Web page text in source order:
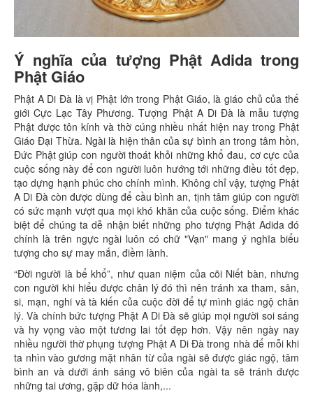
Ý nghĩa của tượng Phật Adida trong
Phật Giáo
Phật A Di Đà là vị Phật lớn trong Phật Giáo, là giáo chủ của thế
giới Cực Lạc Tây Phương. Tượng Phật A Di Đà là mẫu tượng
Phật được tôn kính và thờ cúng nhiều nhất hiện nay trong Phật
Giáo Đại Thừa. Ngài là hiện thân của sự bình an trong tâm hồn,
Đức Phật giúp con người thoát khỏi những khổ đau, cơ cực của
cuộc sống này để con người luôn hướng tới những điều tốt đẹp,
tạo dựng hạnh phúc cho chính mình. Không chỉ vậy, tượng Phật
A Di Đà còn được dùng để cầu bình an, tịnh tâm giúp con người
có sức mạnh vượt qua mọi khó khăn của cuộc sống. Điểm khác
biệt để chúng ta dễ nhận biết những pho tượng Phật Adida đó
chính là trên ngực ngài luôn có chữ "Vạn" mang ý nghĩa biểu
tượng cho sự may mắn, điềm lành.
“Đời người là bể khổ”, như quan niệm của cõi Niết bàn, nhưng
con người khi hiểu được chân lý đó thì nên tránh xa tham, sân,
si, mạn, nghi và tà kiến ​​của cuộc đời để tự mình giác ngộ chân
lý. Và chính bức tượng Phật A Di Đà sẽ giúp mọi người soi sáng
và hy vọng vào một tương lai tốt đẹp hơn. Vậy nên ngày nay
nhiều người thờ phụng tượng Phật A Di Đà trong nhà để mỗi khi
ta nhìn vào gương mặt nhân từ của ngài sẽ được giác ngộ, tâm
bình an và dưới ánh sáng vô biên của ngài ta sẽ tránh được
những tai ương, gặp dữ hóa lành,...